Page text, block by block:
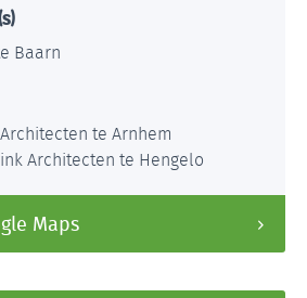
Baarn
te Arnhem
Architecten te Hengelo
Maps